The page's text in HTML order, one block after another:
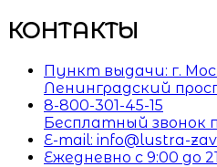
КОНТАКТЫ
Пункт выдачи: г.
Ленинградский
8-800-301-45-15
Бесплатный звонок
E-mail: info@lustra-
Ежедневно с 9:00 до